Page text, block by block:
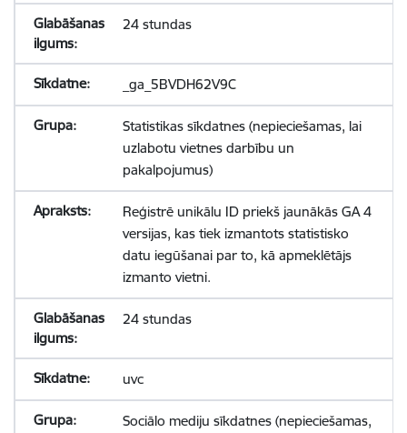
24 stundas
_ga_5BVDH62V9C
Statistikas sīkdatnes (nepieciešamas, lai
uzlabotu vietnes darbību un
pakalpojumus)
Reģistrē unikālu ID priekš jaunākās GA 4
versijas, kas tiek izmantots statistisko
datu iegūšanai par to, kā apmeklētājs
izmanto vietni.
24 stundas
uvc
Sociālo mediju sīkdatnes (nepieciešamas,